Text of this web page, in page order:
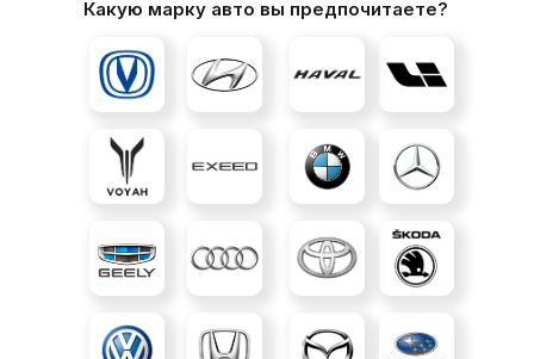
Какую марку авто вы предпочитаете?